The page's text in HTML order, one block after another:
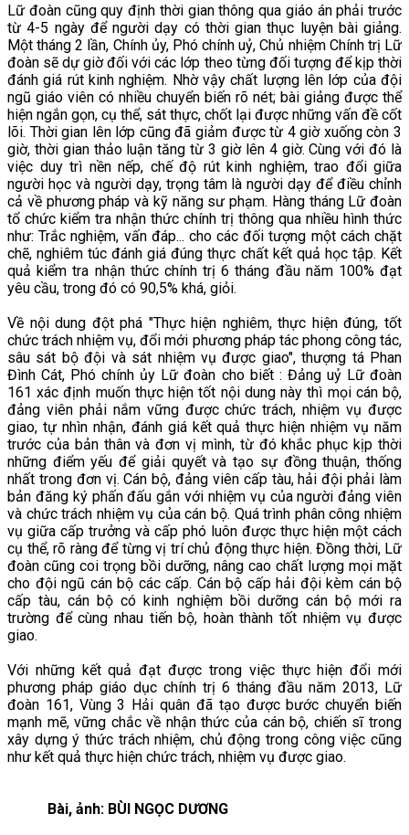
Lữ đoàn cũng quy định thời gian thông qua giáo án phải trước
từ 4-5 ngày để người dạy có thời gian thục luyện bài giảng.
Một tháng 2 lần, Chính ủy, Phó chính uỷ, Chủ nhiệm Chính trị Lữ
đoàn sẽ dự giờ đối với các lớp theo từng đối tượng để kịp thời
đánh giá rút kinh nghiệm. Nhờ vậy chất lượng lên lớp của đội
ngũ giáo viên có nhiều chuyển biến rõ nét; bài giảng được thể
hiện ngắn gọn, cụ thể, sát thực, chốt lại được những vấn đề cốt
lõi. Thời gian lên lớp cũng đã giảm được từ 4 giờ xuống còn 3
giờ, thời gian thảo luận tăng từ 3 giờ lên 4 giờ. Cùng với đó là
việc duy trì nền nếp, chế độ rút kinh nghiệm, trao đổi giữa
người học và người dạy, trọng tâm là người dạy để điều chỉnh
cả về phương pháp và kỹ năng sư phạm. Hàng tháng Lữ đoàn
tổ chức kiểm tra nhận thức chính trị thông qua nhiều hình thức
như: Trắc nghiệm, vấn đáp... cho các đối tượng một cách chặt
chẽ, nghiêm túc đánh giá đúng thực chất kết quả học tập. Kết
quả kiểm tra nhận thức chính trị 6 tháng đầu năm 100% đạt
yêu cầu, trong đó có 90,5% khá, giỏi.
Về nội dung đột phá "Thực hiện nghiêm, thực hiện đúng, tốt
chức trách nhiệm vụ, đổi mới phương pháp tác phong công tác,
sâu sát bộ đội và sát nhiệm vụ được giao", thượng tá Phan
Đình Cát, Phó chính ủy Lữ đoàn cho biết : Đảng uỷ Lữ đoàn
161 xác định muốn thực hiện tốt nội dung này thì mọi cán bộ,
đảng viên phải nắm vững được chức trách, nhiệm vụ được
giao, tự nhìn nhận, đánh giá kết quả thực hiện nhiệm vụ năm
trước của bản thân và đơn vị mình, từ đó khắc phục kịp thời
những điểm yếu để giải quyết và tạo sự đồng thuận, thống
nhất trong đơn vị. Cán bộ, đảng viên cấp tàu, hải đội phải làm
bản đăng ký phấn đấu gắn với nhiệm vụ của người đảng viên
và chức trách nhiệm vụ của cán bộ. Quá trình phân công nhiệm
vụ giữa cấp trưởng và cấp phó luôn được thực hiện một cách
cụ thể, rõ ràng để từng vị trí chủ động thực hiện. Đồng thời, Lữ
đoàn cũng coi trọng bồi dưỡng, nâng cao chất lượng mọi mặt
cho đội ngũ cán bộ các cấp. Cán bộ cấp hải đội kèm cán bộ
cấp tàu, cán bộ có kinh nghiệm bồi dưỡng cán bộ mới ra
trường để cùng nhau tiến bộ, hoàn thành tốt nhiệm vụ được
giao.
Với những kết quả đạt được trong việc thực hiện đổi mới
phương pháp giáo dục chính trị 6 tháng đầu năm 2013, Lữ
đoàn 161, Vùng 3 Hải quân đã tạo được bước chuyển biến
mạnh mẽ, vững chắc về nhận thức của cán bộ, chiến sĩ trong
xây dựng ý thức trách nhiệm, chủ động trong công việc cũng
như kết quả thực hiện chức trách, nhiệm vụ được giao.
Bài, ảnh: BÙI NGỌC DƯƠNG